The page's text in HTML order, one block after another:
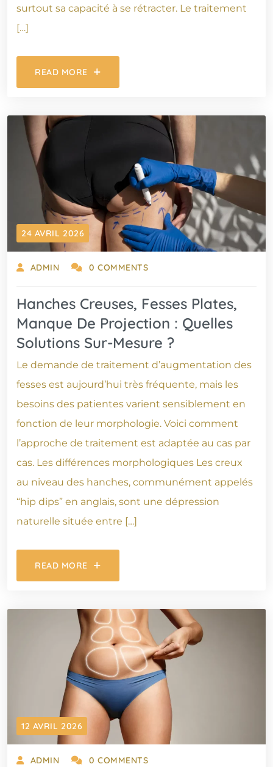
surtout sa capacité à se rétracter. Le traitement
[…]
READ MORE
24 AVRIL 2026
ADMIN 0 COMMENTS
Hanches Creuses, Fesses Plates,
Manque De Projection : Quelles
Solutions Sur-Mesure ?
Le demande de traitement d’augmentation des
fesses est aujourd’hui très fréquente, mais les
besoins des patientes varient sensiblement en
fonction de leur morphologie. Voici comment
l’approche de traitement est adaptée au cas par
cas. Les différences morphologiques Les creux
au niveau des hanches, communément appelés
“hip dips” en anglais, sont une dépression
naturelle située entre […]
READ MORE
12 AVRIL 2026
ADMIN 0 COMMENTS